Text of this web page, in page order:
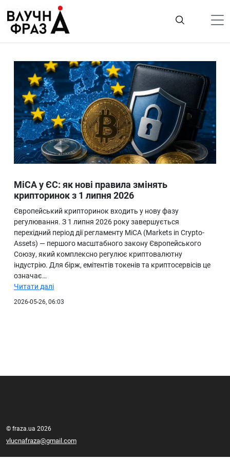
содержимому
Гроші
Життя
Лайфстайл
ТехноНаука
Людина
Ukraine
Про нас
MiCA у ЄС: як нові правила змінять
крипторинок з 1 липня 2026
Європейський крипторинок входить у нову фазу
регулювання. З 1 липня 2026 року завершується
перехідний період дії регламенту MiCA (Markets in Crypto-
Assets) — першого масштабного закону Європейського
Союзу, який комплексно регулює криптовалютну
індустрію. Для бірж, емітентів токенів та криптосервісів це
означає…
Читати далі
2026-05-26, 06:03
© fraza.ua 2026
vlucnafraza@gmail.com